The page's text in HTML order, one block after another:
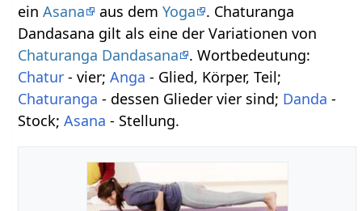
einAsana aus demYoga
. Chaturanga
Dandasana gilt als eine der Variationen von
Chaturanga Dandasana
. Wortbedeutung:
Chatur - vier;Anga - Glied, Körper, Teil;
Chaturanga - dessen Glieder vier sind; Danda -
Stock;Asana - Stellung.